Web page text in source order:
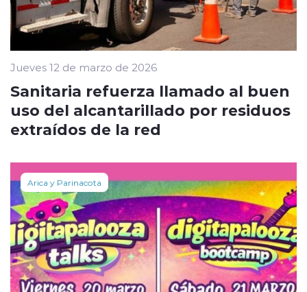
Jueves 12 de marzo de 2026
Sanitaria refuerza llamado al buen
uso del alcantarillado por residuos
extraídos de la red
Arica y Parinacota